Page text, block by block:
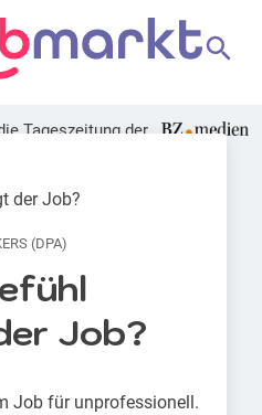
Tageszeitung der
der Job?
(DPA)
Job?
Job für unprofessionell.